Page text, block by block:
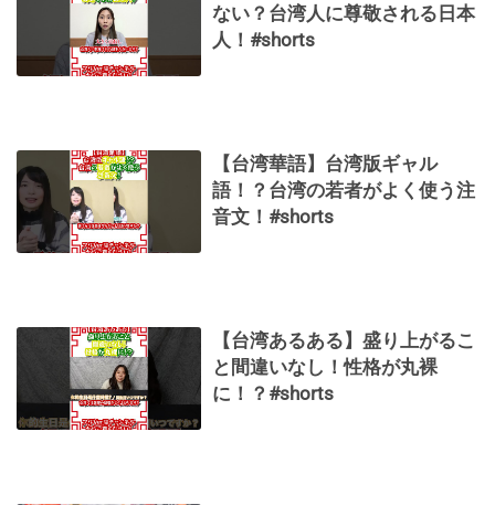
ない？台湾人に尊敬される日本
人！#shorts
【台湾華語】台湾版ギャル
語！？台湾の若者がよく使う注
音文！#shorts
【台湾あるある】盛り上がるこ
と間違いなし！性格が丸裸
に！？#shorts